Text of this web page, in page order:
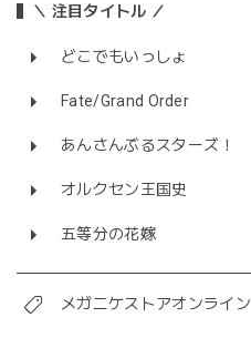
＼ 注目タイトル ／
どこでもいっしょ
Fate/Grand Order
あんさんぶるスターズ！
オルクセン王国史
五等分の花嫁
メガニケストアオンライン